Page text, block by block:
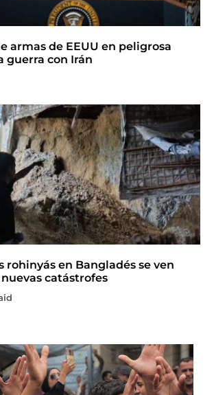
armas de EEUU en peligrosa
guerra con Irán
rohinyás en Bangladés se ven
catástrofes